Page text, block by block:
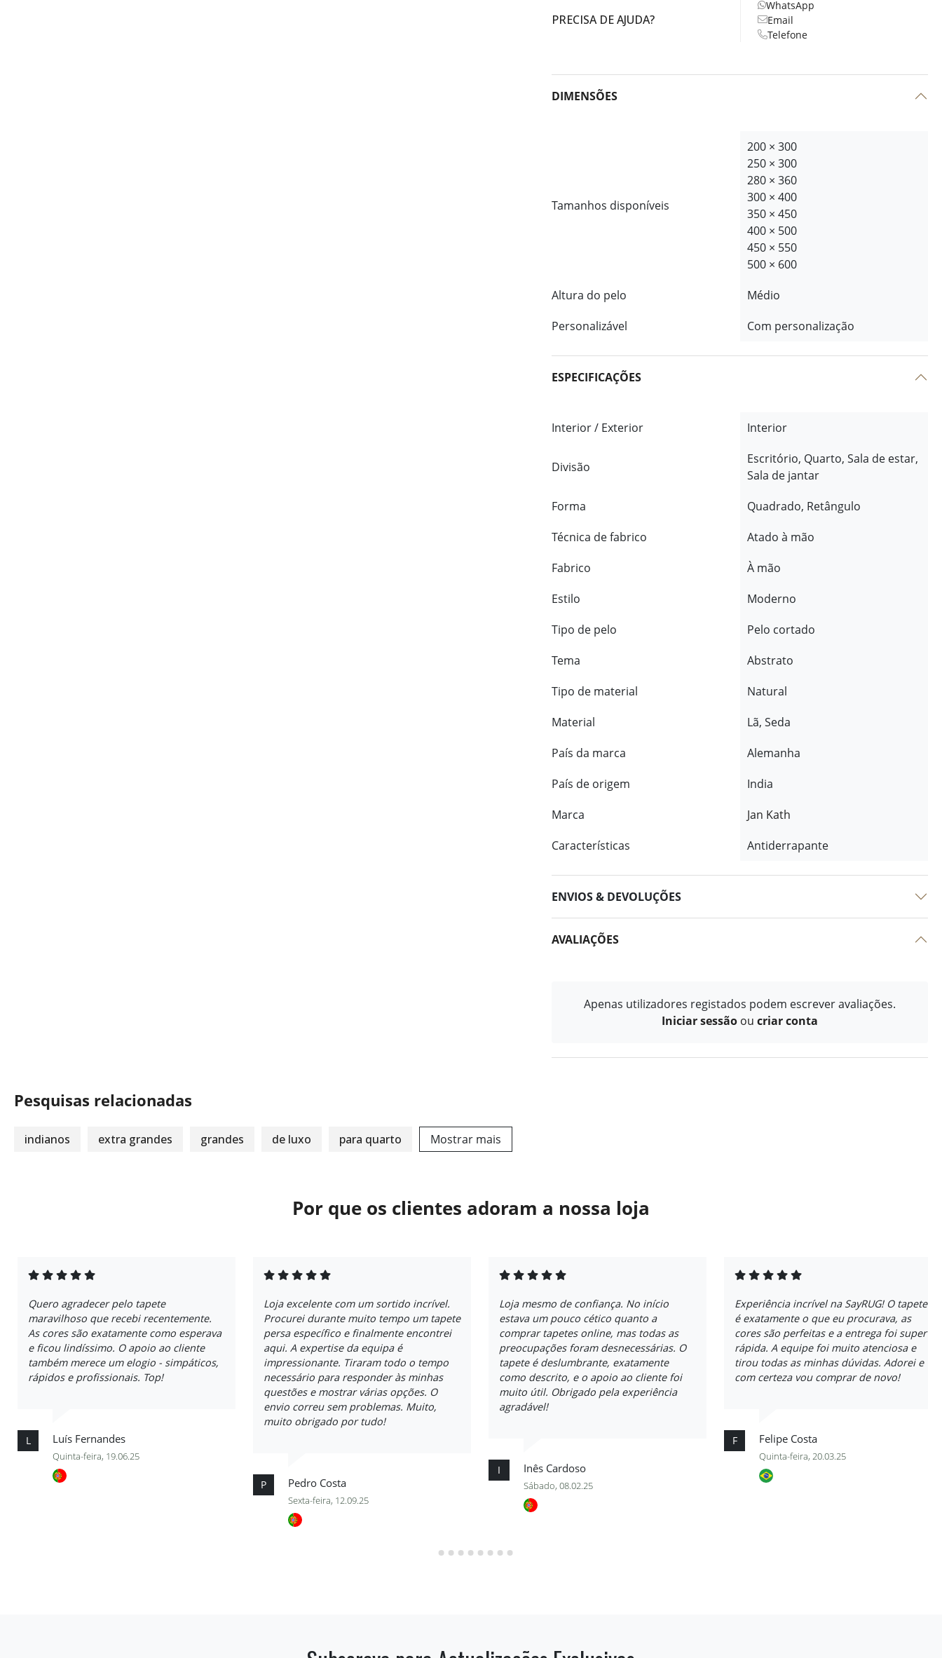
PRECISA DE AJUDA?
WhatsApp
Email
Telefone
DIMENSÕES
Tamanhos disponíveis
200 × 300
250 × 300
280 × 360
300 × 400
350 × 450
400 × 500
450 × 550
500 × 600
Altura do pelo
Médio
Personalizável
Com personalização
ESPECIFICAÇÕES
Interior / Exterior Interior
Divisão
Escritório, Quarto, Sala de estar,
Sala de jantar
Forma
Quadrado, Retângulo
Técnica de fabrico
Atado à mão
Fabrico
À mão
Estilo
Moderno
Tipo de pelo
Pelo cortado
Tema
Abstrato
Tipo de material
Natural
Material
Lã, Seda
País da marca
Alemanha
País de origem
India
Marca
Jan Kath
Características
Antiderrapante
ENVIOS & DEVOLUÇÕES
AVALIAÇÕES
Apenas utilizadores registados podem escrever avaliações.
Iniciar sessão ou criar conta
Pesquisas relacionadas
indianos extra grandes grandes de luxo para quarto Mostrar mais
Por que os clientes adoram a nossa loja
Quero agradecer pelo tapete
maravilhoso que recebi recentemente.
As cores são exatamente como esperava
e ficou lindíssimo. O apoio ao cliente
também merece um elogio - simpáticos,
rápidos e profissionais. Top!
L Luís Fernandes
Quinta-feira, 19.06.25
Loja excelente com um sortido incrível.
Procurei durante muito tempo um tapete
persa específico e finalmente encontrei
aqui. A expertise da equipa é
impressionante. Tiraram todo o tempo
necessário para responder às minhas
questões e mostrar várias opções. O
envio correu sem problemas. Muito,
muito obrigado por tudo!
P Pedro Costa
Sexta-feira, 12.09.25
Loja mesmo de confiança. No início
estava um pouco cético quanto a
comprar tapetes online, mas todas as
preocupações foram desnecessárias. O
tapete é deslumbrante, exatamente
como descrito, e o apoio ao cliente foi
muito útil. Obrigado pela experiência
agradável!
I Inês Cardoso
Sábado, 08.02.25
Experiência incrível na SayRUG! O tapete
é exatamente o que eu procurava, as
cores são perfeitas e a entrega foi super
rápida. A equipe foi muito atenciosa e
tirou todas as minhas dúvidas. Adorei e
com certeza vou comprar de novo!
F Felipe Costa
Quinta-feira, 20.03.25